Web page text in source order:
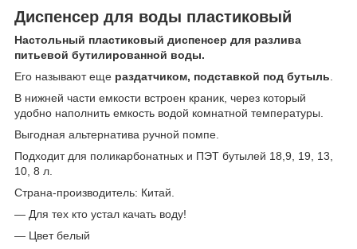
Диспенсер для воды пластиковый
Настольный пластиковый диспенсер для разлива
питьевой бутилированной воды.
Его называют еще раздатчиком, подставкой под бутыль
В нижней части емкости встроен краник, через который
удобно наполнить емкость водой комнатной температуры.
Выгодная альтернатива ручной помпе.
Подходит для поликарбонатных и ПЭТ бутылей 18,9, 19, 13,
10, 8 л.
Страна-производитель: Китай.
— Для тех кто устал качать воду!
— Цвет белый